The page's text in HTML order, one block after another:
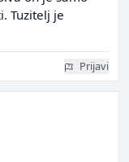
Tuzitelj je
Prijavi